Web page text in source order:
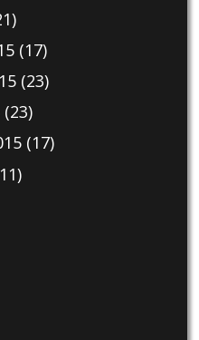
(17)
(23)
(23)
(17)